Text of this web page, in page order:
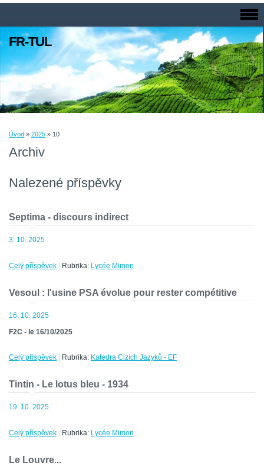
FR-TUL
Úvod » 2025 » 10
Archiv
Nalezené příspěvky
Septima - discours indirect
3. 10. 2025
Celý příspěvek Rubrika: Lycée Mimon
Vesoul : l'usine PSA évolue pour rester compétitive
16. 10. 2025
F2C - le 16/10/2025
Celý příspěvek Rubrika: Katedra Cizích Jazyků - EF
Tintin - Le lotus bleu - 1934
19. 10. 2025
Celý příspěvek Rubrika: Lycée Mimon
Le Louvre...